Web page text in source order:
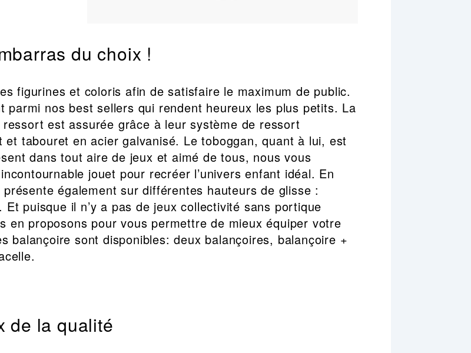
du choix !
figurines et coloris afin de satisfaire le maximum de public.
parmi nos best sellers qui rendent heureux les plus petits. La
est assurée grâce à leur système de ressort
tabouret en acier galvanisé. Le toboggan, quant à lui, est
dans tout aire de jeux et aimé de tous, nous vous
jouet pour recréer l’univers enfant idéal. En
également sur différentes hauteurs de glisse :
puisque il n’y a pas de jeux collectivité sans portique
en proposons pour vous permettre de mieux équiper votre
balançoire sont disponibles: deux balançoires, balançoire +
de la qualité